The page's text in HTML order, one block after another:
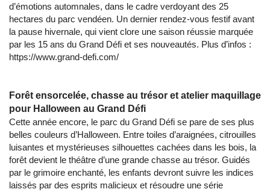
d’émotions automnales, dans le cadre verdoyant des 25
hectares du parc vendéen. Un dernier rendez-vous festif avant
la pause hivernale, qui vient clore une saison réussie marquée
par les 15 ans du Grand Défi et ses nouveautés. Plus d’infos :
https://www.grand-defi.com/
Forêt ensorcelée, chasse au trésor et atelier maquillage
pour Halloween au Grand Défi
Cette année encore, le parc du Grand Défi se pare de ses plus
belles couleurs d’Halloween. Entre toiles d’araignées, citrouilles
luisantes et mystérieuses silhouettes cachées dans les bois, la
forêt devient le théâtre d’une grande chasse au trésor. Guidés
par le grimoire enchanté, les enfants devront suivre les indices
laissés par des esprits malicieux et résoudre une série